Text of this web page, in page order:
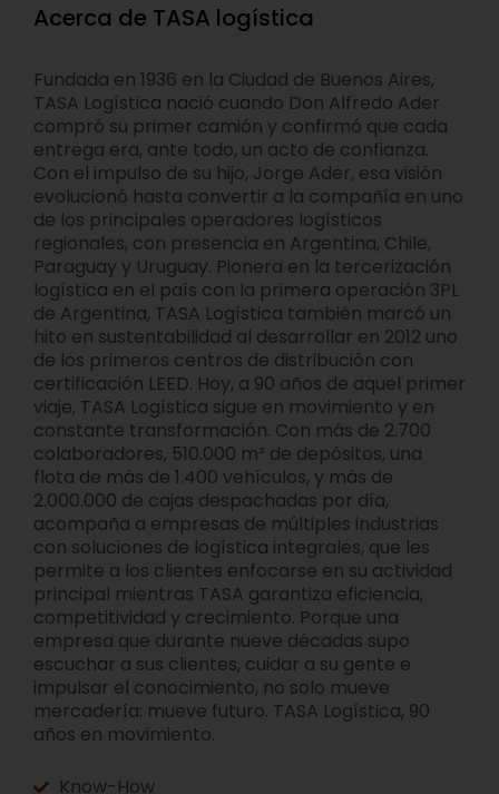
Acerca de TASA logística
Fundada en 1936 en la Ciudad de Buenos Aires,
TASA Logística nació cuando Don Alfredo Ader
compró su primer camión y confirmó que cada
entrega era, ante todo, un acto de confianza.
Con el impulso de su hijo, Jorge Ader, esa visión
evolucionó hasta convertir a la compañía en uno
de los principales operadores logísticos
regionales, con presencia en Argentina, Chile,
Paraguay y Uruguay. Pionera en la tercerización
logística en el país con la primera operación 3PL
de Argentina, TASA Logística también marcó un
hito en sustentabilidad al desarrollar en 2012 uno
de los primeros centros de distribución con
certificación LEED. Hoy, a 90 años de aquel primer
viaje, TASA Logística sigue en movimiento y en
constante transformación. Con más de 2.700
colaboradores, 510.000 m² de depósitos, una
flota de más de 1.400 vehículos, y más de
2.000.000 de cajas despachadas por día,
acompaña a empresas de múltiples industrias
con soluciones de logística integrales, que les
permite a los clientes enfocarse en su actividad
principal mientras TASA garantiza eficiencia,
competitividad y crecimiento. Porque una
empresa que durante nueve décadas supo
escuchar a sus clientes, cuidar a su gente e
impulsar el conocimiento, no solo mueve
mercadería: mueve futuro. TASA Logística, 90
años en movimiento.
Know-How